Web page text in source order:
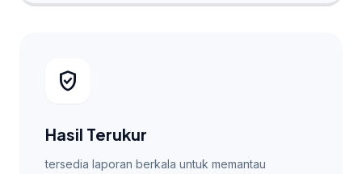
verified_user
Hasil Terukur
tersedia laporan berkala untuk memantau